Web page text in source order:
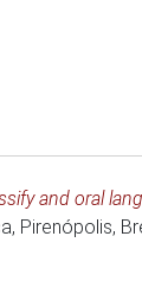
and oral
, Pirenópolis,